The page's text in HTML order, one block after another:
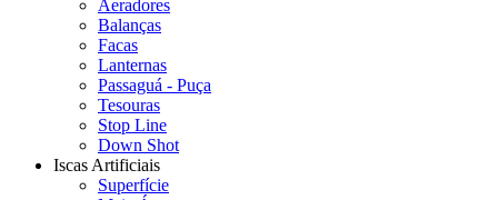
Aeradores
Balanças
Facas
Lanternas
Passaguá - Puça
Tesouras
Stop Line
Down Shot
Iscas Artificiais
Superfície